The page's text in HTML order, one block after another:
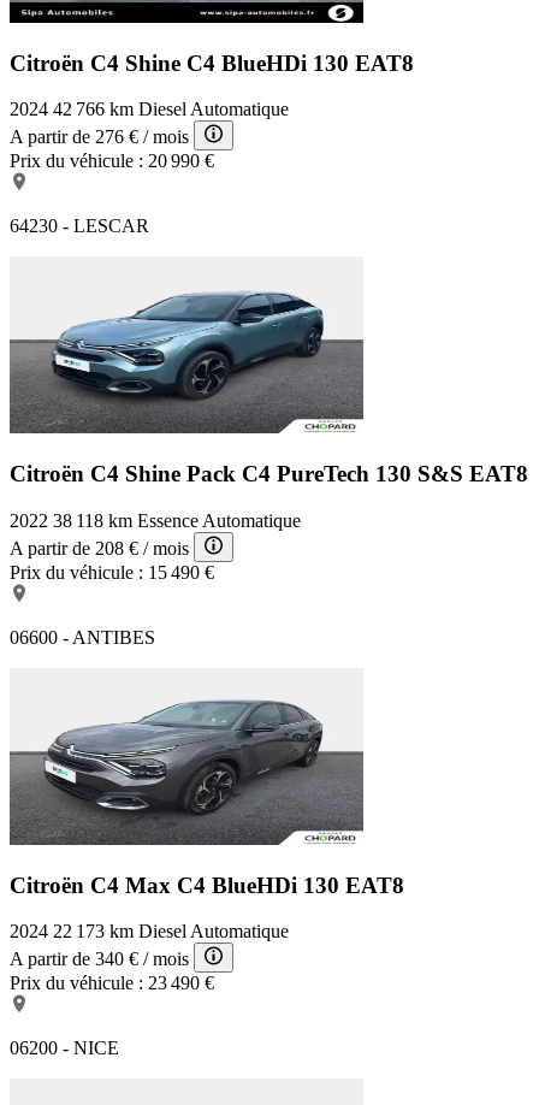
Citroën C4 Shine C4 BlueHDi 130 EAT8
2024 42 766 km DieselAutomatique
A partir de 276 € / mois
Prix du véhicule : 20 990 €
64230 - LESCAR
Citroën C4 Shine Pack C4 PureTech 130 S&S EAT8
2022 38 118 km Essence Automatique
A partir de 208 € / mois
Prix du véhicule : 15 490 €
06600 - ANTIBES
Citroën C4 Max C4 BlueHDi 130 EAT8
2024 22 173 km Diesel Automatique
A partir de 340 € / mois
Prix du véhicule : 23 490 €
06200 - NICE